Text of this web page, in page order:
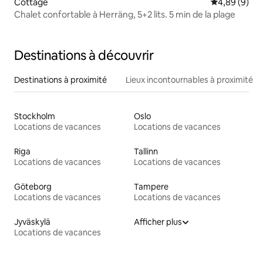
Chalet confortable à Herräng, 5+2 lits. 5 min de la plage
Destinations à découvrir
Destinations à proximité Lieux incontournables à proximité
Stockholm
Locations de vacances
Oslo
Locations de vacances
Riga
Locations de vacances
Tallinn
Locations de vacances
Göteborg
Locations de vacances
Tampere
Locations de vacances
Jyväskylä
Locations de vacances
Afficher plus